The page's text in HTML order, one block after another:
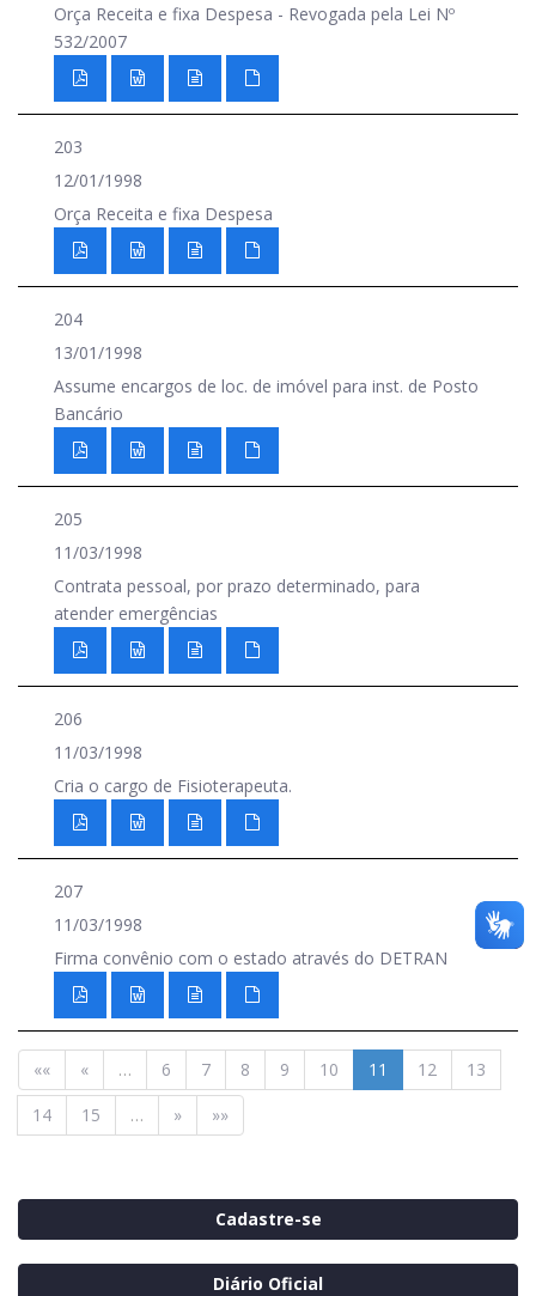
Orça Receita e fixa Despesa - Revogada pela Lei Nº
532/2007
203
12/01/1998
Orça Receita e fixa Despesa
204
13/01/1998
Assume encargos de loc. de imóvel para inst. de Posto
Bancário
205
11/03/1998
Contrata pessoal, por prazo determinado, para
atender emergências
206
11/03/1998
Cria o cargo de Fisioterapeuta.
207
11/03/1998
Firma convênio com o estado através do DETRAN
«« « … 6 7 8 9 10 11 12
13
14
15 … » »»
Cadastre-se
Diário Oficial